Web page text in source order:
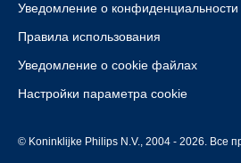
Уведомление о конфиденциальности
Правила использования
Уведомление о cookie файлах
Настройки параметра cookie
© Koninklijke Philips N.V., 2004 - 2026. Все